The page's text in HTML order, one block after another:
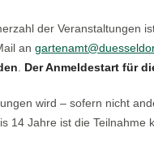
der Veranstaltungen
an
Der Anmeldestart für
wird – sofern nicht
14 Jahre ist die Teilnahme